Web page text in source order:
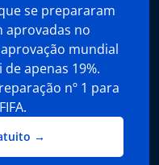
se prepararam
aprovadas no
mundial
apenas 19%.
nº 1 para
→